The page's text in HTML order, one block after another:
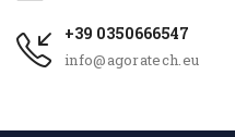
+39 0350666547
info@agoratech.eu